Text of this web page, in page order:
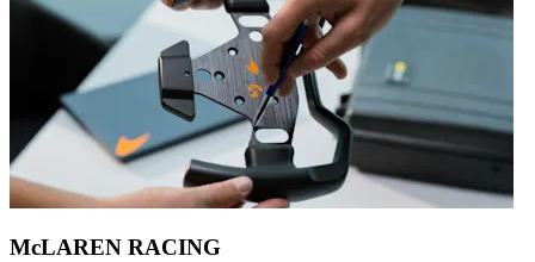
McLAREN RACING